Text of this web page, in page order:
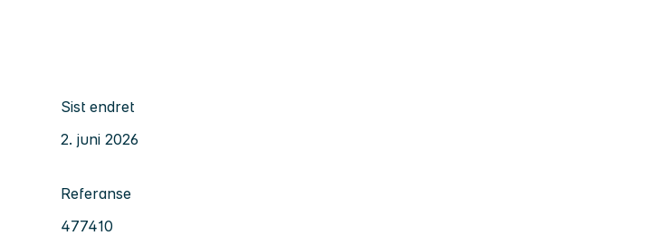
Sist endret
2. juni 2026
Referanse
477410